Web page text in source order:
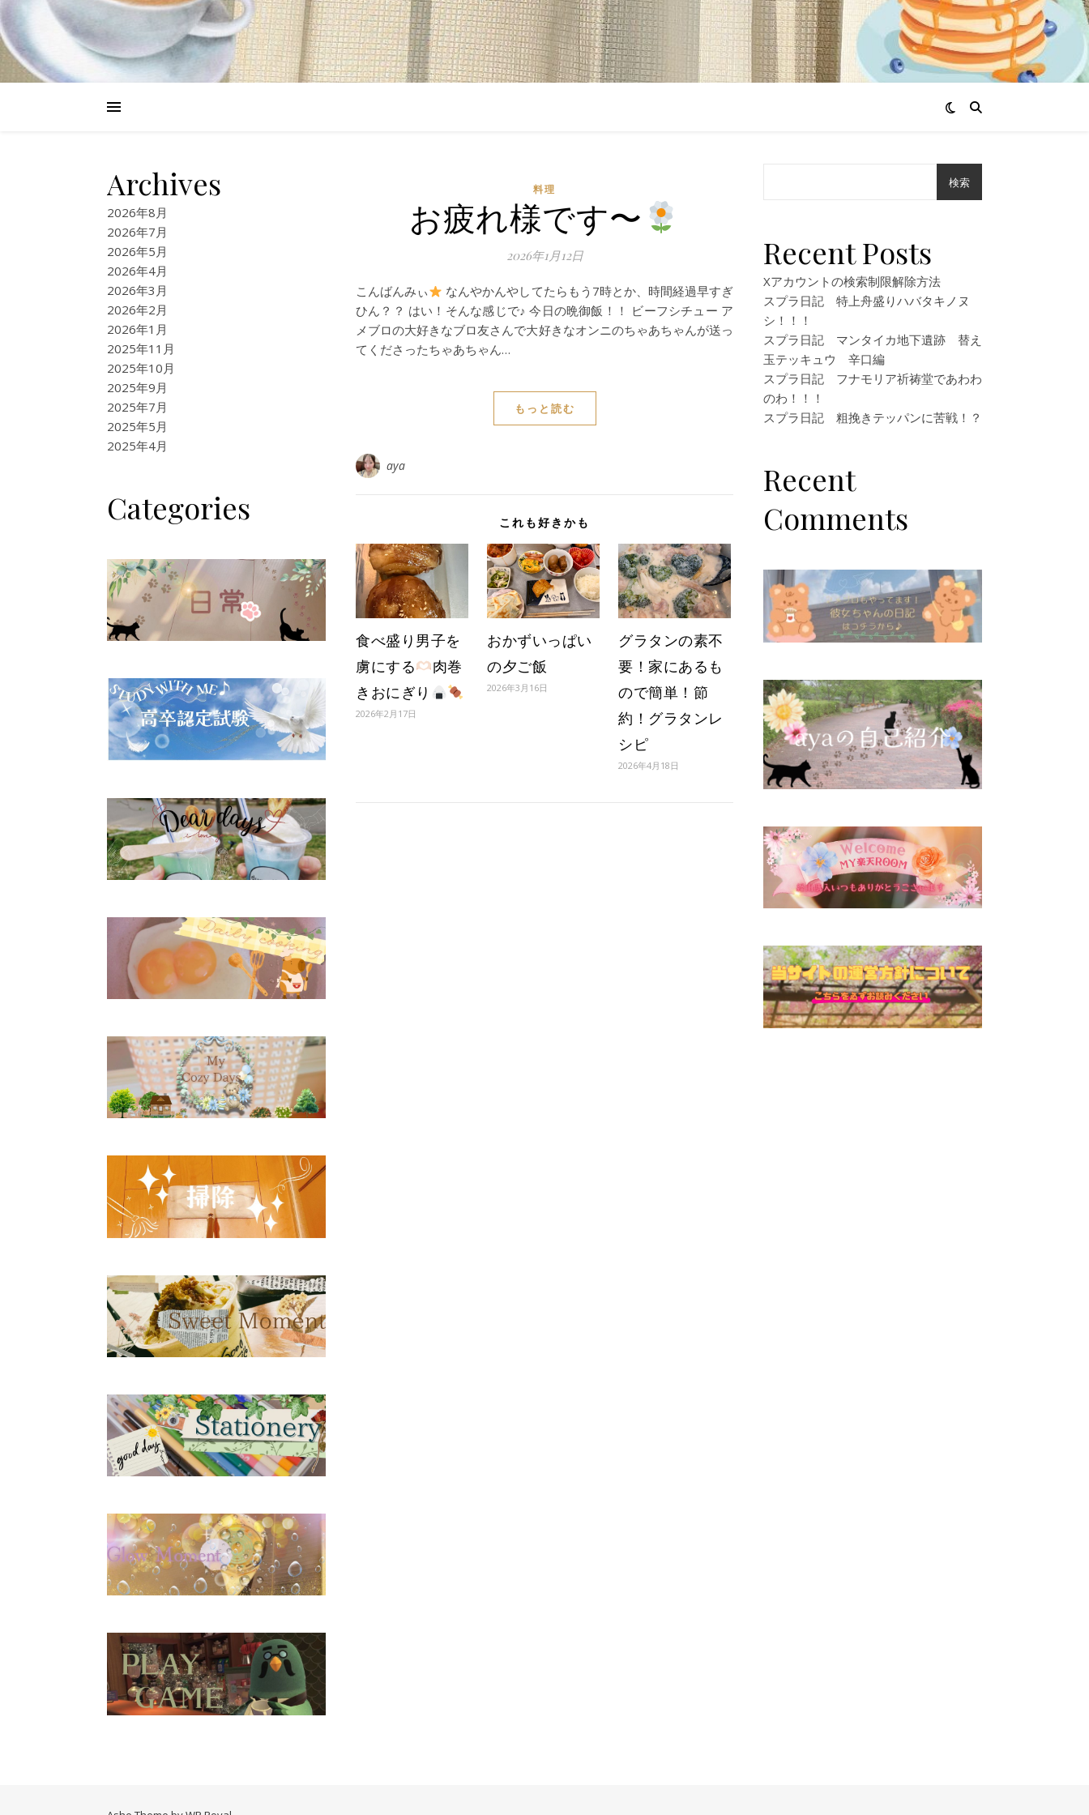
Archives
2026年8月
2026年7月
2026年5月
2026年4月
2026年3月
2026年2月
2026年1月
2025年11月
2025年10月
2025年9月
2025年7月
2025年5月
2025年4月
Categories
料理
お疲れ様です〜
2026年1月12日
こんばんみぃ
なんやかんやしてたらもう7時とか、時間経過早すぎ
ひん？？ はい！そんな感じで♪ 今日の晩御飯！！ ビーフシチュー ア
メブロの大好きなブロ友さんで大好きなオンニのちゃあちゃんが送っ
てくださったちゃあちゃん…
もっと読む
aya
これも好きかも
食べ盛り男子を
虜にする
肉巻
きおにぎり
2026年2月17日
おかずいっぱい
の夕ご飯
2026年3月16日
グラタンの素不
要！家にあるも
ので簡単！節
約！グラタンレ
シピ
2026年4月18日
検索
Recent Posts
Xアカウントの検索制限解除方法
スプラ日記 特上舟盛りハバタキノヌ
シ！！！
スプラ日記 マンタイカ地下遺跡 替え
玉テッキュウ 辛口編
スプラ日記 フナモリア祈祷堂であわわ
のわ！！！
スプラ日記 粗挽きテッパンに苦戦！？
Recent
Comments